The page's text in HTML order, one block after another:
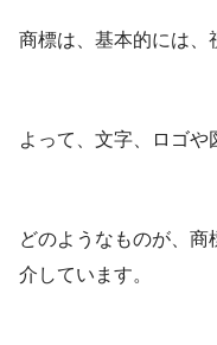
商標は、基本的には、
よって、文字、ロゴや
どのようなものが、
介しています。